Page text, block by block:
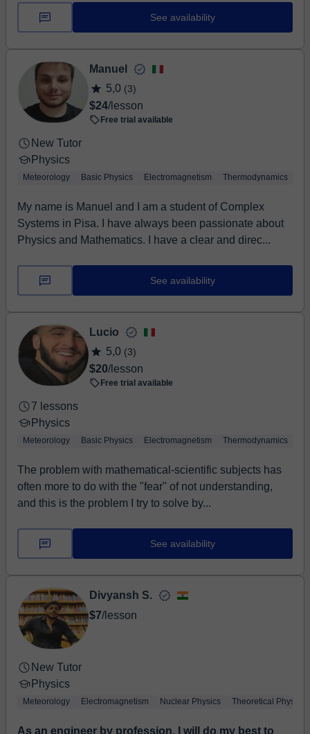
See availability
Manuel
5,0 (3)
$24/lesson
Free trial available
New Tutor
Physics
Meteorology Basic Physics Electromagnetism Thermodynamics
My name is Manuel and I am a student of Complex
Systems in Pisa. I have always been passionate about
Physics and Mathematics. I have a clear and direc...
See availability
Lucio
5,0 (3)
$20/lesson
Free trial available
7 lessons
Physics
Meteorology Basic Physics Electromagnetism Thermodynamics
The problem with mathematical-scientific subjects has
often more to do with the "fear" of not understanding,
and this is the problem I try to solve by...
See availability
Divyansh S.
$7/lesson
New Tutor
Physics
Meteorology Electromagnetism Nuclear Physics Theoretical Physics
As an engineer by profession, I will do my best to